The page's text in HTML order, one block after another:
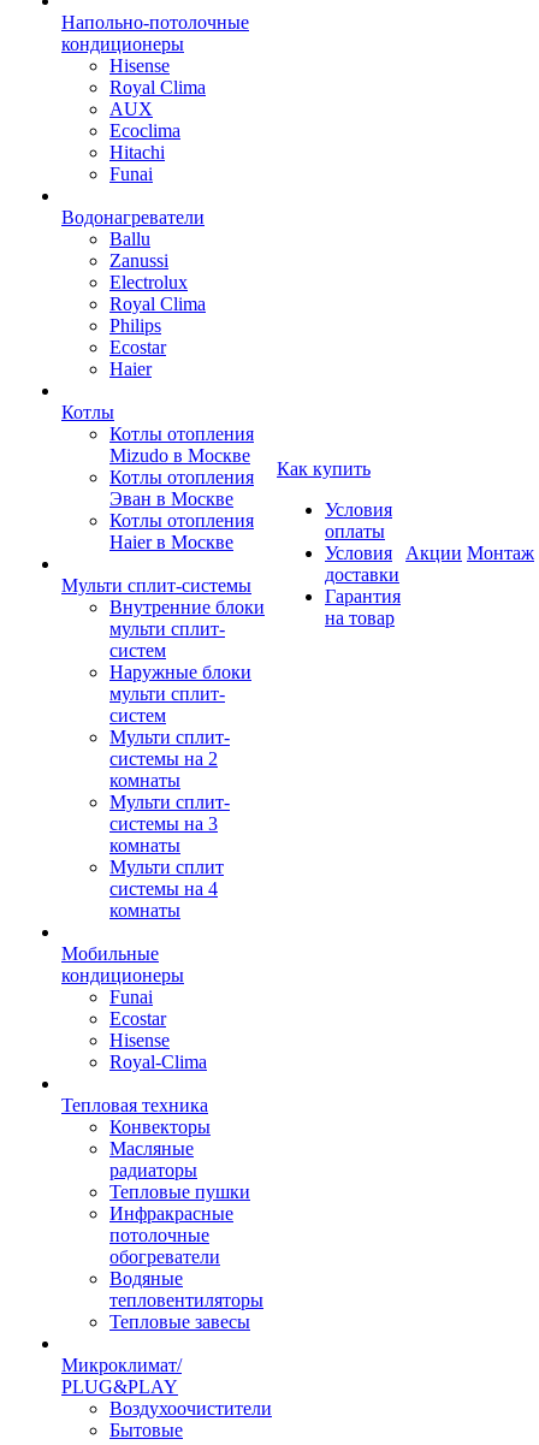
Напольно-потолочные
кондиционеры
Hisense
Royal Clima
AUX
Ecoclima
Hitachi
Funai
Водонагреватели
Ballu
Zanussi
Electrolux
Royal Clima
Philips
Ecostar
Haier
Котлы
Котлы отопления
Mizudo в Москве
Котлы отопления
Эван в Москве
Котлы отопления
Haier в Москве
Мульти сплит-системы
Внутренние блоки
мульти сплит-
систем
Наружные блоки
мульти сплит-
систем
Мульти сплит-
системы на 2
комнаты
Мульти сплит-
системы на 3
комнаты
Мульти сплит
системы на 4
комнаты
Мобильные
кондиционеры
Funai
Ecostar
Hisense
Royal-Clima
Тепловая техника
Конвекторы
Масляные
радиаторы
Тепловые пушки
Инфракрасные
потолочные
обогреватели
Водяные
тепловентиляторы
Тепловые завесы
Микроклимат/
PLUG&PLAY
Воздухоочистители
Бытовые
Как купить
Условия
оплаты
Условия
доставки
Гарантия
на товар
Акции Монтаж